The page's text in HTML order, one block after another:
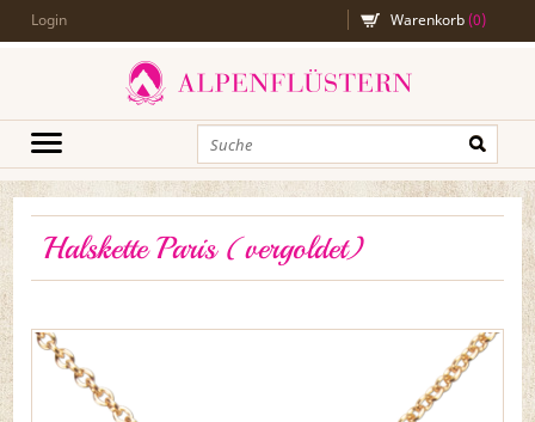
Login Warenkorb(0)
Halskette Paris (vergoldet)